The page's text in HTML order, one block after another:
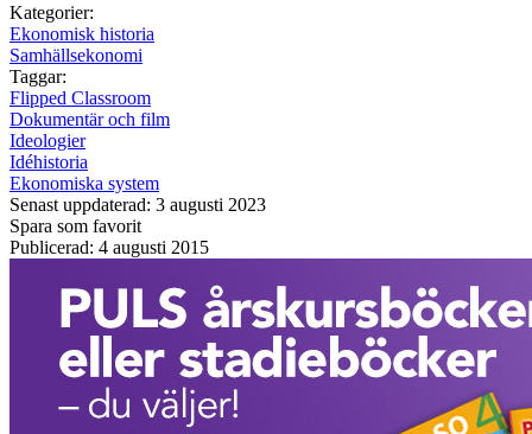
Kategorier:
Ekonomisk historia
Samhällsekonomi
Taggar:
Flipped Classroom
Dokumentär och film
Ideologier
Idéhistoria
Ekonomiska system
Senast uppdaterad: 3 augusti 2023
Spara som favorit
Publicerad: 4 augusti 2015